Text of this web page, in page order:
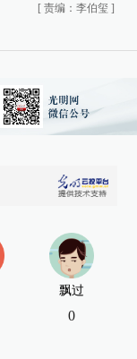
[ 责编：李伯玺 ]
飘过
0